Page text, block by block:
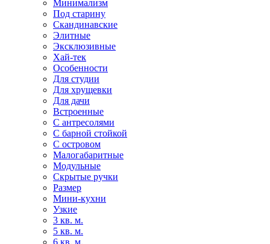
Минимализм
Под старину
Скандинавские
Элитные
Эксклюзивные
Хай-тек
Особенности
Для студии
Для хрущевки
Для дачи
Встроенные
С антресолями
С барной стойкой
С островом
Малогабаритные
Модульные
Скрытые ручки
Размер
Мини-кухни
Узкие
3 кв. м.
5 кв. м.
6 кв. м.